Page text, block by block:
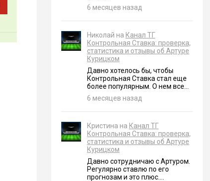
6 месяцев назад
Николай на Канал ТГ
Контрольная Ставка: проверка,
статистика и отзывы об Артуре
Курицком
Давно хотелось бы, чтобы
Контрольная Ставка стал еще
более популярным. О нем все...
6 месяцев назад
Кристина на Канал ТГ
Контрольная Ставка: проверка,
статистика и отзывы об Артуре
Курицком
Давно сотрудничаю с Артуром.
Регулярно ставлю по его
прогнозам и это плюс....